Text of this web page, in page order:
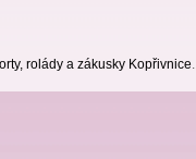
rolády a zákusky Kopřivnice